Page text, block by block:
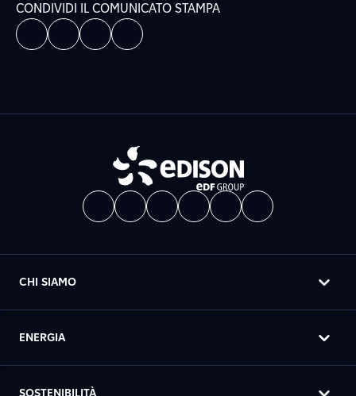
CONDIVIDI IL COMUNICATO STAMPA
CHI SIAMO
ENERGIA
SOSTENIBILITÀ